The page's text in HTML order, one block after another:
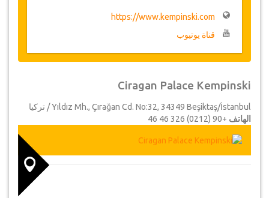
الفندق الرئيسي و11 جناحا في جزء القصر الامبراطوري،
مطاعم وحانات فندق تقدم تجربة أطعمة ساحرة. يعتبر
سيراجان بالاس كمبينسكي اسطنبول واحد من الأماكن الأكثر
تميزا لإقامة الاجتماعات والمؤتمرات للشركات الخاصة في
المدينة أو حفلات الزفاف اللافتة للأنظار والمناسبات
https://www.kempinski.com
قناة يوتيوب
Ciragan Palace Kempinski
Yıldız Mh., Çırağan Cd. No:32, 34349 Beşiktaş/İstanbul / تركيا
الهاتف +90 (0212) 326 46 46